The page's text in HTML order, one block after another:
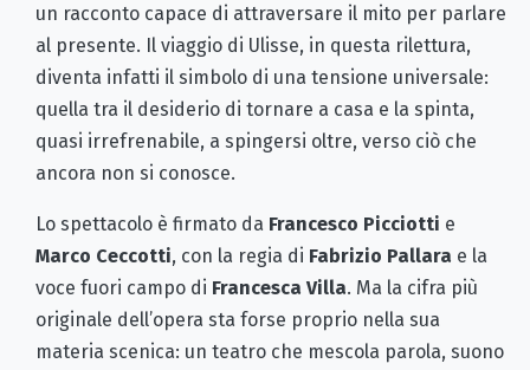
un racconto capace di attraversare il mito per parlare
al presente. Il viaggio di Ulisse, in questa rilettura,
diventa infatti il simbolo di una tensione universale:
quella tra il desiderio di tornare a casa e la spinta,
quasi irrefrenabile, a spingersi oltre, verso ciò che
ancora non si conosce.
Lo spettacolo è firmato da Francesco Picciotti e
Marco Ceccotti, con la regia di Fabrizio Pallara e la
voce fuori campo di Francesca Villa. Ma la cifra più
originale dell’opera sta forse proprio nella sua
materia scenica: un teatro che mescola parola, suono